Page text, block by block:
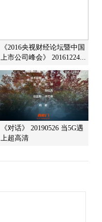
2011-07-01 12:07:15
《经济信息联播》
2011-06-30 21:58:23
《经济信息联播》
20110629
《2016央视财经论坛暨中国
上市公司峰会》 20161224...
《对话》 20190526 当5G遇
上超高清